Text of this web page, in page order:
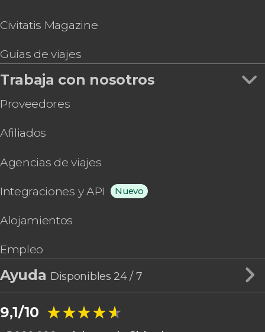
Civitatis Magazine
Guías de viajes
Trabaja con nosotros
Proveedores
Afiliados
Agencias de viajes
Integraciones y API Nuevo
Alojamientos
Empleo
Ayuda Disponibles 24 / 7
9,1/10 ★★★★★
★★★★★